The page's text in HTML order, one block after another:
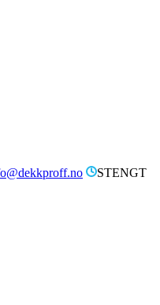
STENGT